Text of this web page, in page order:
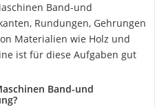
Band-und
Rundungen, Gehrungen
Materialien wie Holz und
ist für diese Aufgaben gut
Band-und